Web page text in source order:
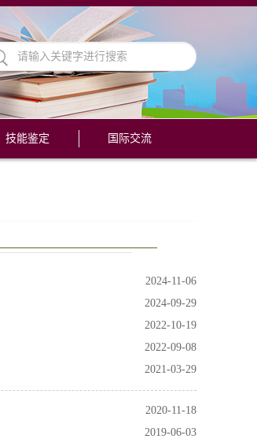
技能鉴定 国际交流
2024-11-06
2024-09-29
2022-10-19
2022-09-08
2021-03-29
2020-11-18
2019-06-03